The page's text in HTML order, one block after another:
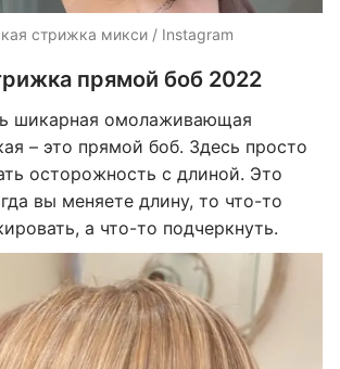
стрижка микси / Instagram
прямой боб 2022
шикарная омолаживающая
– это прямой боб. Здесь просто
осторожность с длиной. Это
вы меняете длину, то что-то
а что-то подчеркнуть.